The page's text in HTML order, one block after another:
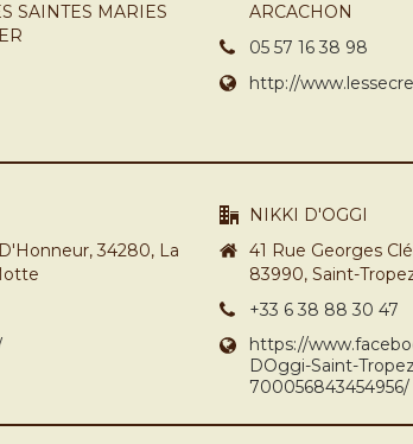
SAINTES MARIES
ARCACHON
05 57 16 38 98
http://
34280, La
NIKKI D'OGGI
41 Rue Georges
83990, Saint-
+33 6 38 88 30 47
https://
DOggi-Saint-
700056843454956/